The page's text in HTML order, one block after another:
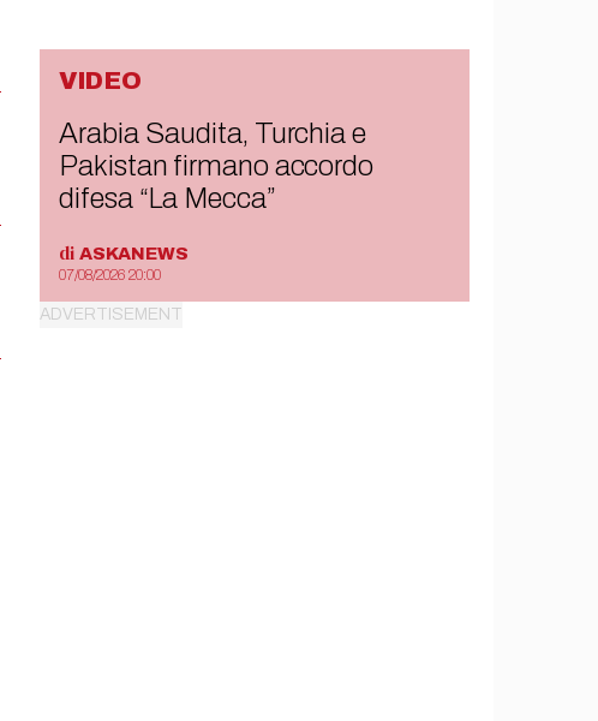
VIDEO
Arabia Saudita, Turchia e
Pakistan firmano accordo
difesa “La Mecca”
di ASKANEWS
07/08/2026 20:00